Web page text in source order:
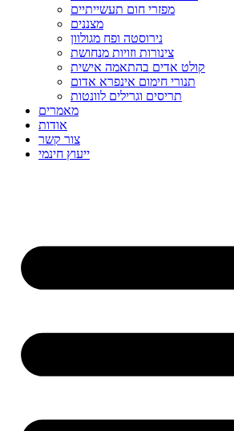
מפזרי חום תעשייתיים
מצננים
נירוסטה ופח מגולוון
צינורות וזויות מנחושת
קולט אדים בהתאמה אישית
תנורי חימום אינפרא אדום
תריסים וגרילים לוונטות
מאמרים
אודות
צור קשר
ייעוץ חינמי